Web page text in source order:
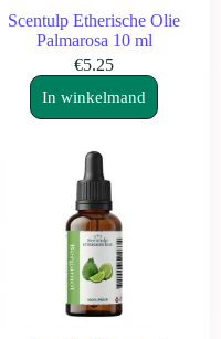
Scentulp Etherische Olie
Palmarosa 10 ml
€5.25
In winkelmand